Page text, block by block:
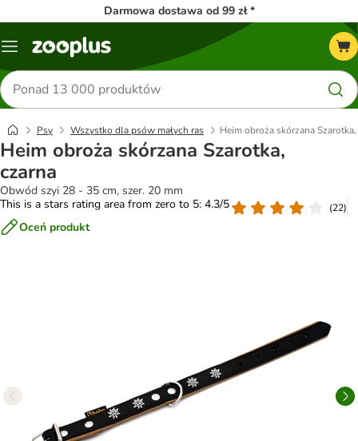
Darmowa dostawa od 99 zł *
Menu
Szukaj
produktów
Psy Wszystko dla psów małych ras Heim obroża skórzana
Heim obroża skórzana Szarotka,
czarna
Obwód szyi 28 - 35 cm, szer. 20 mm
This is a stars rating area from zero to 5: 4.3/5
(22)
Oceń produkt